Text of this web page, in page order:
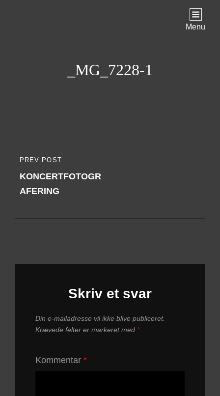
Menu
_MG_7228-1
Indlægsnavigation
PREVIOUS
POST
PREV POST
KONCERTFOTOGR
AFERING
Skriv et svar
Din e-mailadresse vil ikke blive publiceret.
Krævede felter er markeret med *
Kommentar *